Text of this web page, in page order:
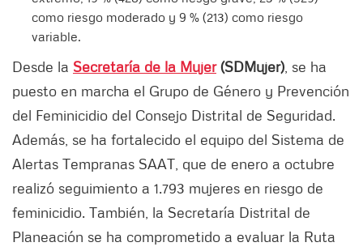
como riesgo moderado y 9 % (213) como riesgo
variable.
Desde la Secretaría de la Mujer(SDMujer) , se ha
puesto en marcha el Grupo de Género y Prevención
del Feminicidio del Consejo Distrital de Seguridad.
Además, se ha fortalecido el equipo del Sistema de
Alertas Tempranas SAAT, que de enero a octubre
realizó seguimiento a 1.793 mujeres en riesgo de
feminicidio. También, la Secretaría Distrital de
Planeación se ha comprometido a evaluar la Ruta